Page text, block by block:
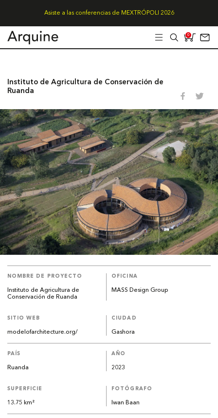
Asiste a las conferencias de MEXTRÓPOLI 2026
0
Instituto de Agricultura de Conservación de
Ruanda
NOMBRE DE PROYECTO
Instituto de Agricultura de
Conservación de Ruanda
OFICINA
MASS Design Group
SITIO WEB
modelofarchitecture.org/
CIUDAD
Gashora
PAÍS
Ruanda
AÑO
2023
SUPERFICIE
13.75 km²
FOTÓGRAFO
Iwan Baan